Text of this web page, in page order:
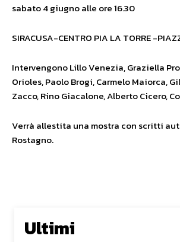
sabato 4 giugno alle ore 16.30
SIRACUSA-CENTRO PIA LA TORRE -
Intervengono Lillo Venezia, Graziella
Orioles, Paolo Brogi, Carmelo Maiorca,
Zacco, Rino Giacalone, Alberto Cicero,
Verrà allestita una mostra con scritti
Rostagno.
Ultimi